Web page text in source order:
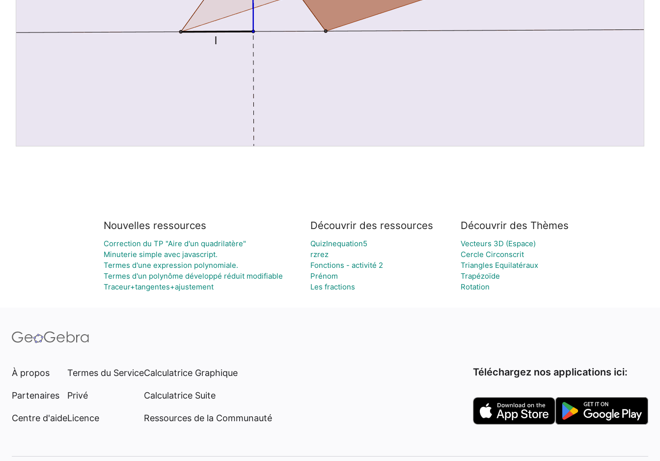
Nouvelles ressources
Correction du TP "Aire d'un quadrilatère"
Minuterie simple avec javascript.
Termes d'une expression polynomiale.
Termes d'un polynôme développé réduit modifiable
Traceur+tangentes+ajustement
Découvrir des ressources
QuizInequation5
rzrez
Fonctions - activité 2
Prénom
Les fractions
Découvrir des Thèmes
Vecteurs 3D (Espace)
Cercle Circonscrit
Triangles Equilatéraux
Trapézoïde
Rotation
À propos
Partenaires
Centre d'aide
Termes du Service
Privé
Licence
Calculatrice Graphique
Calculatrice Suite
Ressources de la Communauté
Téléchargez nos applications ici: